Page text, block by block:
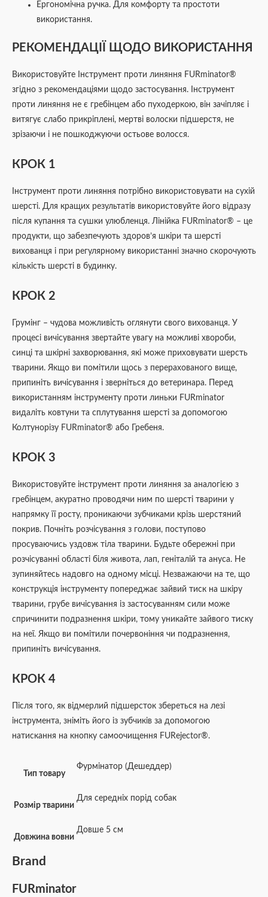
Ергономічна ручка. Для комфорту та простоти
використання.
РЕКОМЕНДАЦІЇ ЩОДО ВИКОРИСТАННЯ
Використовуйте Інструмент проти линяння FURminator®
згідно з рекомендаціями щодо застосування. Інструмент
проти линяння не є гребінцем або пуходеркою, він зачіпляє і
витягує слабо прикріплені, мертві волоски підшерстя, не
зрізаючи і не пошкоджуючи остьове волосся.
КРОК 1
Інструмент проти линяння потрібно використовувати на сухій
шерсті. Для кращих результатів використовуйте його відразу
після купання та сушки улюбленця. Лінійка FURminator® – це
продукти, що забезпечують здоров’я шкіри та шерсті
вихованця і при регулярному використанні значно скорочують
кількість шерсті в будинку.
КРОК 2
Грумінг – чудова можливість оглянути свого вихованця. У
процесі вичісування звертайте увагу на можливі хвороби,
синці та шкірні захворювання, які може приховувати шерсть
тварини. Якщо ви помітили щось з перерахованого вище,
припиніть вичісування і зверніться до ветеринара. Перед
використанням інструменту проти линьки FURminator
видаліть ковтуни та сплутування шерсті за допомогою
Колтунорізу FURminator® або Гребеня.
КРОК 3
Використовуйте інструмент проти линяння за аналогією з
гребінцем, акуратно проводячи ним по шерсті тварини у
напрямку її росту, проникаючи зубчиками крізь шерстяний
покрив. Почніть розчісування з голови, поступово
просуваючись уздовж тіла тварини. Будьте обережні при
розчісуванні області біля живота, лап, геніталій та ануса. Не
зупиняйтесь надовго на одному місці. Незважаючи на те, що
конструкція інструменту попереджає зайвий тиск на шкіру
тварини, грубе вичісування із застосуванням сили може
спричинити подразнення шкіри, тому уникайте зайвого тиску
на неї. Якщо ви помітили почервоніння чи подразнення,
припиніть вичісування.
КРОК 4
Після того, як відмерлий підшерсток збереться на лезі
інструмента, зніміть його із зубчиків за допомогою
натискання на кнопку самоочищення FURejector®.
Тип товару
Фурмінатор (Дешеддер)
Розмір тварини
Для середніх порід собак
Довжина вовни
Довше 5 см
Brand
FURminator